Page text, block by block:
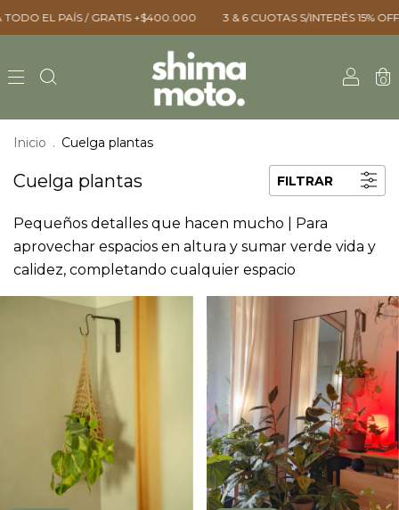
TODO EL PAÍS / GRATIS +$400.000 ㅤㅤ 3 & 6 CUOTAS S/INTERÉS ㅤㅤ15%
0
Inicio . Cuelga plantas
Cuelga plantas FILTRAR
Pequeños detalles que hacen mucho | Para
aprovechar espacios en altura y sumar verde vida y
calidez, completando cualquier espacio